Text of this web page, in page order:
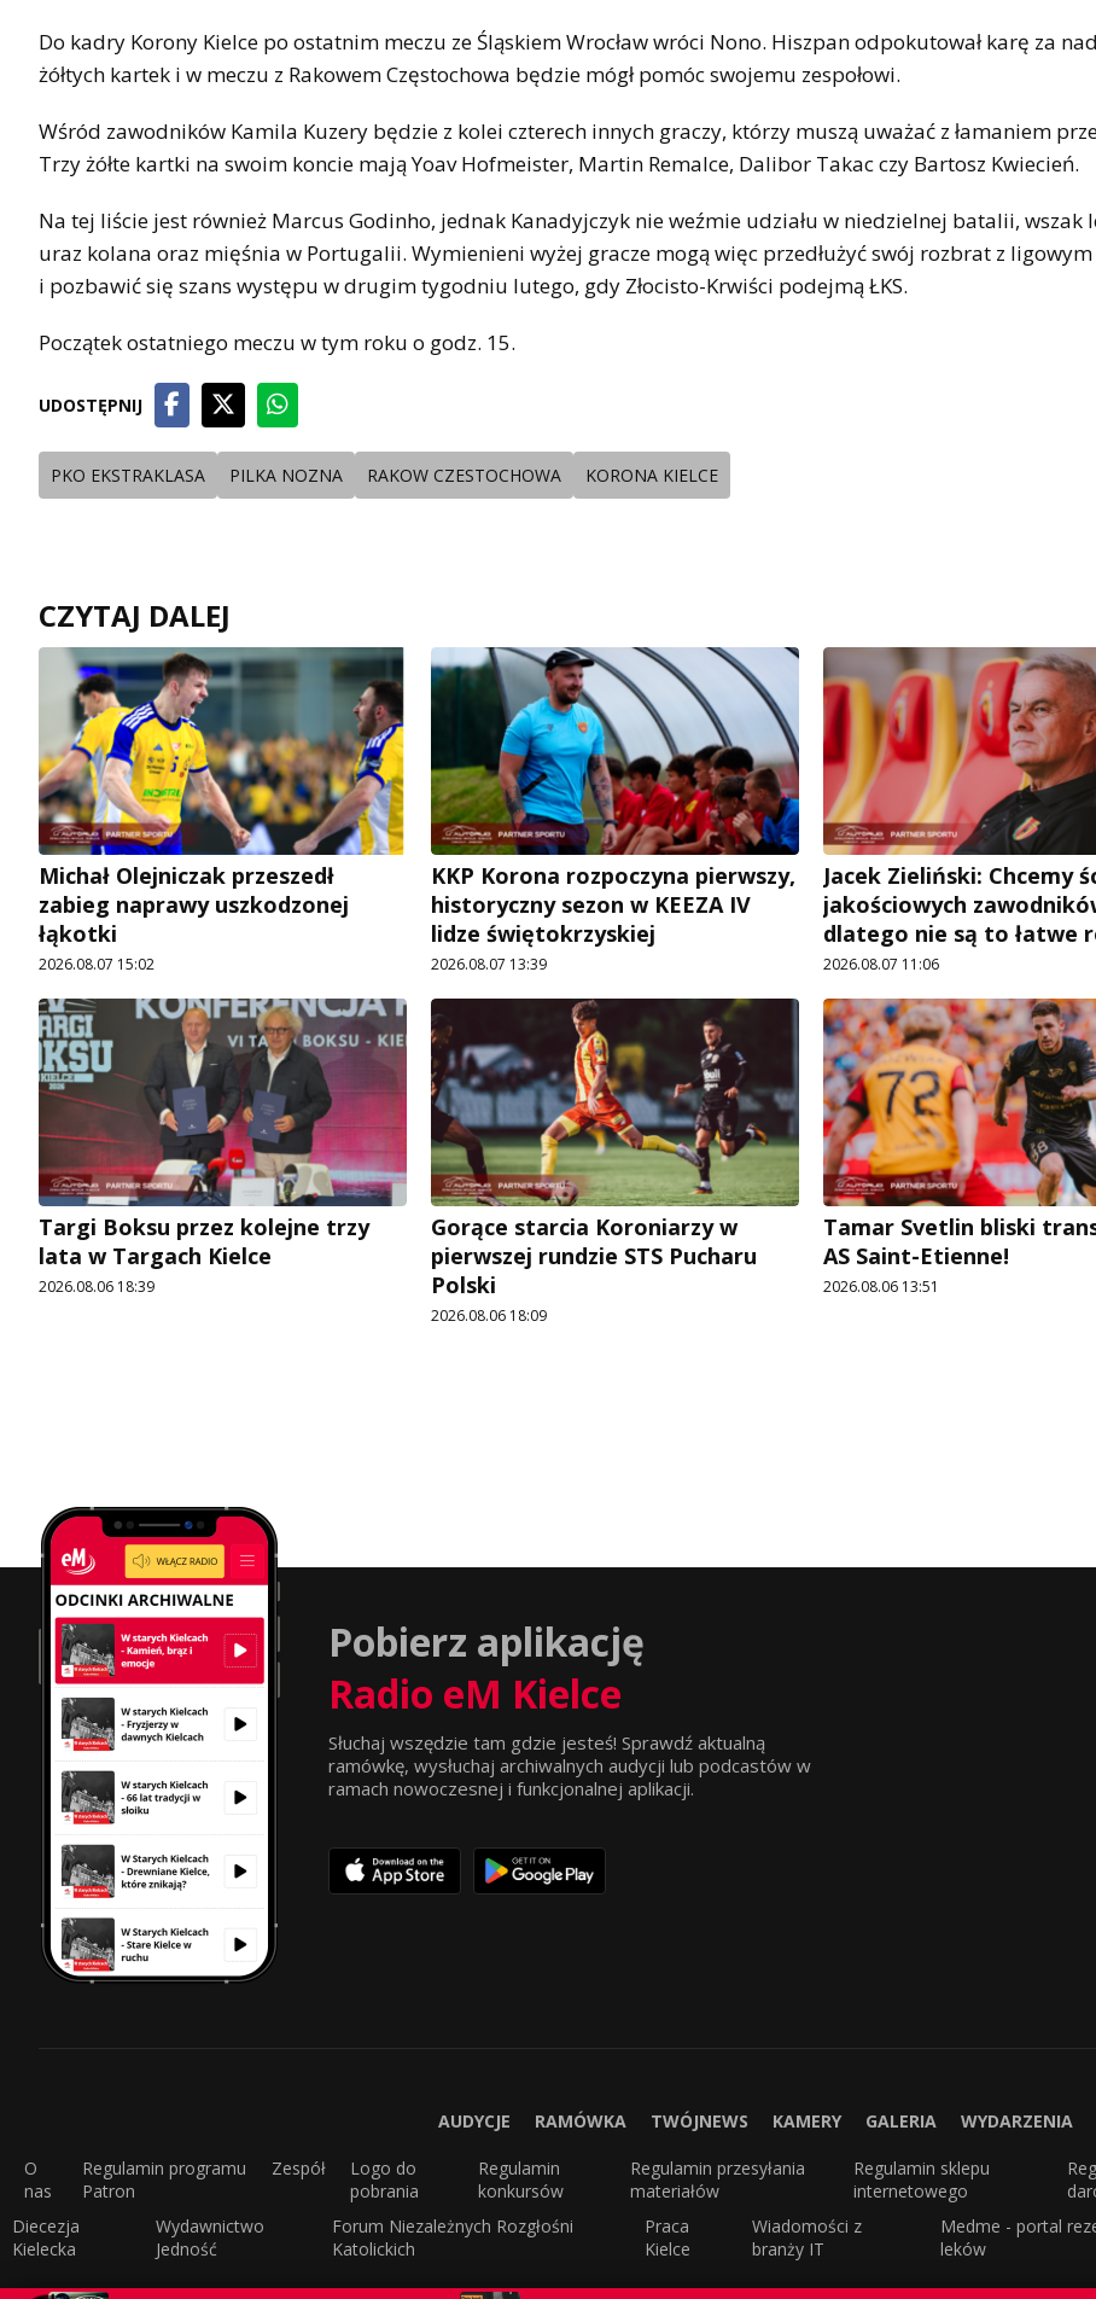
Do kadry Korony Kielce po ostatnim meczu ze Śląskiem Wrocław wróci Nono. Hiszpan odpokutował karę za
żółtych kartek i w meczu z Rakowem Częstochowa będzie mógł pomóc swojemu zespołowi.
Wśród zawodników Kamila Kuzery będzie z kolei czterech innych graczy, którzy muszą uważać z łamaniem
Trzy żółte kartki na swoim koncie mają Yoav Hofmeister, Martin Remalce, Dalibor Takac czy Bartosz Kwiecień.
Na tej liście jest również Marcus Godinho, jednak Kanadyjczyk nie weźmie udziału w niedzielnej batalii, wszak
uraz kolana oraz mięśnia w Portugalii. Wymienieni wyżej gracze mogą więc przedłużyć swój rozbrat z
i pozbawić się szans występu w drugim tygodniu lutego, gdy Złocisto-Krwiści podejmą ŁKS.
Początek ostatniego meczu w tym roku o godz. 15.
UDOSTĘPNIJ
PKO EKSTRAKLASA PILKA NOZNA RAKOW CZESTOCHOWA KORONA KIELCE
CZYTAJ DALEJ
Michał Olejniczak przeszedł
zabieg naprawy uszkodzonej
łąkotki
2026.08.07 15:02
KKP Korona rozpoczyna pierwszy,
historyczny sezon w KEEZA IV
lidze świętokrzyskiej
2026.08.07 13:39
Jacek Zieliński: Chcemy
jakościowych
dlatego nie są to łatwe
2026.08.07 11:06
Targi Boksu przez kolejne trzy
lata w Targach Kielce
2026.08.06 18:39
Gorące starcia Koroniarzy w
pierwszej rundzie STS Pucharu
Polski
2026.08.06 18:09
Tamar Svetlin bliski
AS Saint-Etienne!
2026.08.06 13:51
Pobierz aplikację
Radio eM Kielce
Słuchaj wszędzie tam gdzie jesteś! Sprawdź aktualną
ramówkę, wysłuchaj archiwalnych audycji lub podcastów w
ramach nowoczesnej i funkcjonalnej aplikacji.
AUDYCJE RAMÓWKA TWÓJNEWS KAMERY GALERIA WYDARZENIA
O
nas
Regulamin programu
Patron
Zespół
Logo do
pobrania
Regulamin
konkursów
Regulamin przesyłania
materiałów
Regulamin sklepu
internetowego
Diecezja
Kielecka
Wydawnictwo
Jedność
Forum Niezależnych Rozgłośni
Katolickich
Praca
Kielce
Wiadomości z
branży IT
Medme - portal
leków